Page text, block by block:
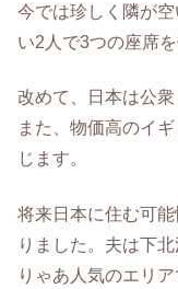
今では珍しく隣が
い2人で3つの座席
改めて、日本は公衆
また、物価高のイ
じます。
将来日本に住む可
りました。夫は下
りゃあ人気のエリ